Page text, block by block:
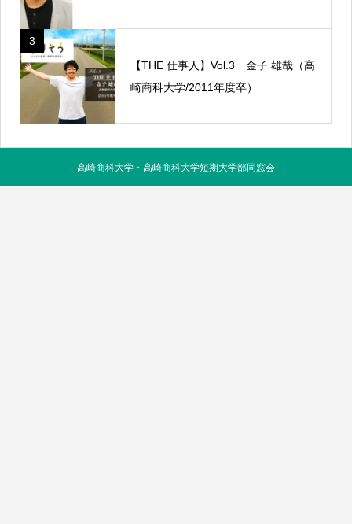
3
【THE 仕事人】Vol.3 金子 雄哉（高
崎商科大学/2011年度卒）
高崎商科大学・高崎商科大学短期大学部同窓会